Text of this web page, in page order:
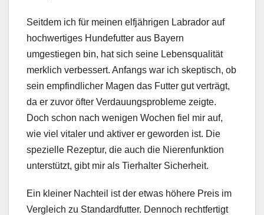
Seitdem ich für meinen elfjährigen Labrador auf
hochwertiges Hundefutter aus Bayern
umgestiegen bin, hat sich seine Lebensqualität
merklich verbessert. Anfangs war ich skeptisch, ob
sein empfindlicher Magen das Futter gut verträgt,
da er zuvor öfter Verdauungsprobleme zeigte.
Doch schon nach wenigen Wochen fiel mir auf,
wie viel vitaler und aktiver er geworden ist. Die
spezielle Rezeptur, die auch die Nierenfunktion
unterstützt, gibt mir als Tierhalter Sicherheit.
Ein kleiner Nachteil ist der etwas höhere Preis im
Vergleich zu Standardfutter. Dennoch rechtfertigt